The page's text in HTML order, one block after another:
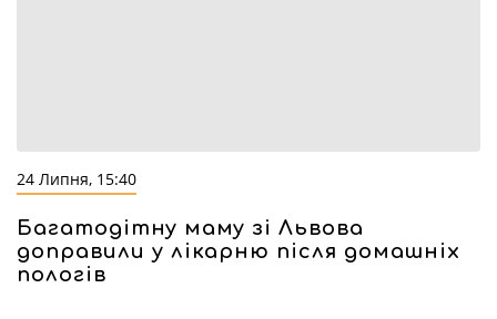
24 Липня, 15:40
Багатодітну маму зі Львова
доправили у лікарню після домашніх
пологів